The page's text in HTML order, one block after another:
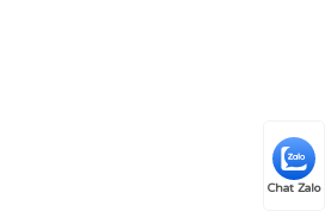
Chat Zalo